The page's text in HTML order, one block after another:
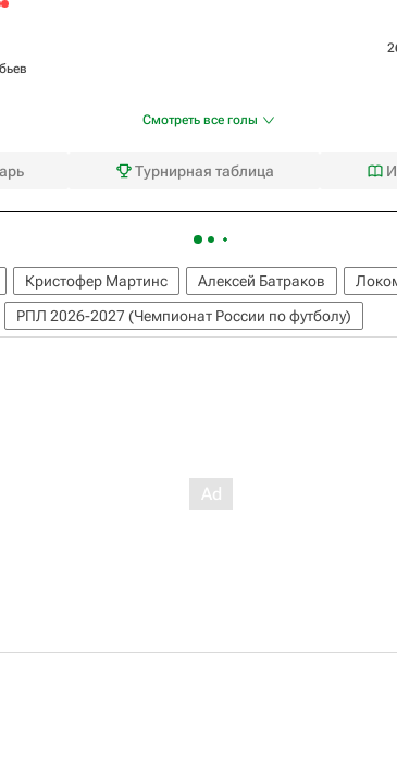
Смотреть все голы
Турнирная таблица
Кристофер Мартинс Алексей Батраков
РПЛ 2026-2027 (Чемпионат России по футболу)